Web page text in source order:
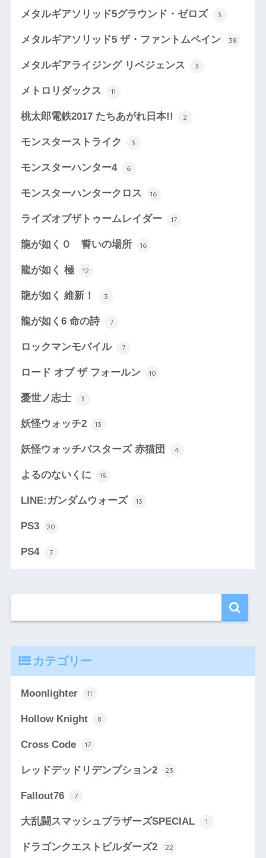
メタルギアソリッド5グラウンド・ゼロズ 3
メタルギアソリッド5 ザ・ファントムペイン 38
メタルギアライジング リベジェンス 3
メトロリダックス 11
桃太郎電鉄2017 たちあがれ日本!! 2
モンスターストライク 3
モンスターハンター4 6
モンスターハンタークロス 16
ライズオブザトゥームレイダー 17
龍が如く０ 誓いの場所 16
龍が如く 極 12
龍が如く 維新！ 3
龍が如く6 命の詩 7
ロックマンモバイル 7
ロード オブ ザ フォールン 10
憂世ノ志士 3
妖怪ウォッチ2 13
妖怪ウォッチバスターズ 赤猫団 4
よるのないくに 15
LINE:ガンダムウォーズ 13
PS3 20
PS4 7
カテゴリー
Moonlighter 11
Hollow Knight 8
Cross Code 17
レッドデッドリデンプション2 23
Fallout76 7
大乱闘スマッシュブラザーズSPECIAL 1
ドラゴンクエストビルダーズ2 22